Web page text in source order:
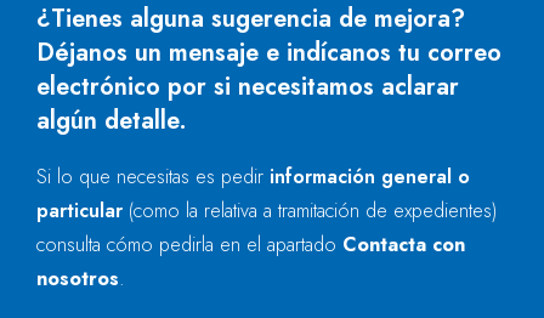
¿Tienes alguna sugerencia de mejora?
Déjanos un mensaje e indícanos tu correo
electrónico por si necesitamos aclarar
algún detalle.
Si lo que necesitas es pedir información general o
particular (como la relativa a tramitación de expedientes)
consulta cómo pedirla en el apartado Contacta con
nosotros.